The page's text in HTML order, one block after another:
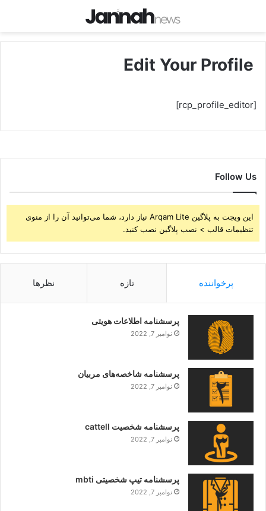
Edit Your Profile
[rcp_profile_editor]
Follow Us
این ویجت به پلاگین Arqam Lite نیاز دارد، شما می‌توانید آن را از منوی
تنظیمات قالب > نصب پلاگین نصب کنید.
پرخواننده تازه نظرها
پرسشنامه اطلاعات هویتی
نوامبر 7, 2022
پرسشنامه شاخصه‌های مربیان
نوامبر 7, 2022
پرسشنامه شخصیت cattell
نوامبر 7, 2022
پرسشنامه تیپ شخصیتی mbti
نوامبر 7, 2022